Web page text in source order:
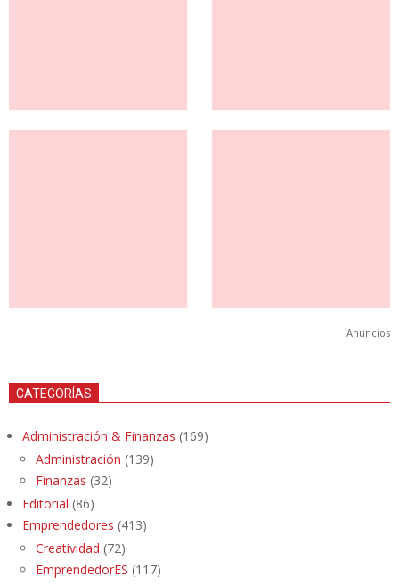
Anuncios
CATEGORÍAS
Administración & Finanzas (169)
Administración (139)
Finanzas (32)
Editorial (86)
Emprendedores (413)
Creatividad (72)
EmprendedorES (117)